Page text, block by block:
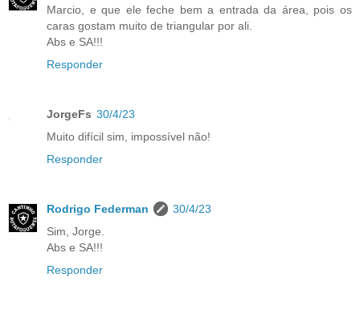
Marcio, e que ele feche bem a entrada da área, pois os
caras gostam muito de triangular por ali.
Abs e SA!!!
Responder
JorgeFs 30/4/23
Muito difícil sim, impossível não!
Responder
Rodrigo Federman
30/4/23
Sim, Jorge.
Abs e SA!!!
Responder